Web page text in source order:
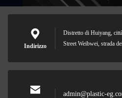
Indirizzo
Distretto di Huiyang,
Street Weibwei, strada
admin@plastic-